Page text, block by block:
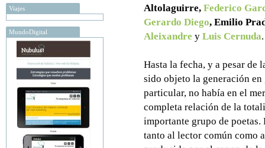
Viajes
MundoDigital
Altolaguirre, Federico
Gerardo Diego, Emilio
Aleixandre y Luis Cernuda.
Hasta la fecha, y a pesar de
sido objeto la generación
particular, no había en el
completa relación de la
importante grupo de
tanto al lector común como